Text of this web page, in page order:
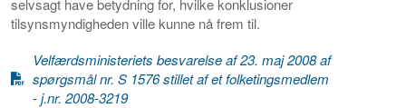
selvsagt have betydning for, hvilke konklusioner
tilsynsmyndigheden ville kunne nå frem til.
Velfærdsministeriets besvarelse af 23. maj 2008 af
spørgsmål nr. S 1576 stillet af et folketingsmedlem
- j.nr. 2008-3219